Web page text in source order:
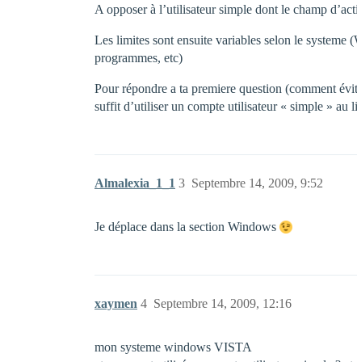
A opposer à l’utilisateur simple dont le champ
Les limites sont ensuite variables selon le
programmes, etc)
Pour répondre a ta premiere question (comment
suffit d’utiliser un compte utilisateur « simple » au
Almalexia_1_1 Septembre 14, 2009, 9:52
3
Je déplace dans la section Windows
xaymen Septembre 14, 2009, 12:16
4
mon systeme windows VISTA